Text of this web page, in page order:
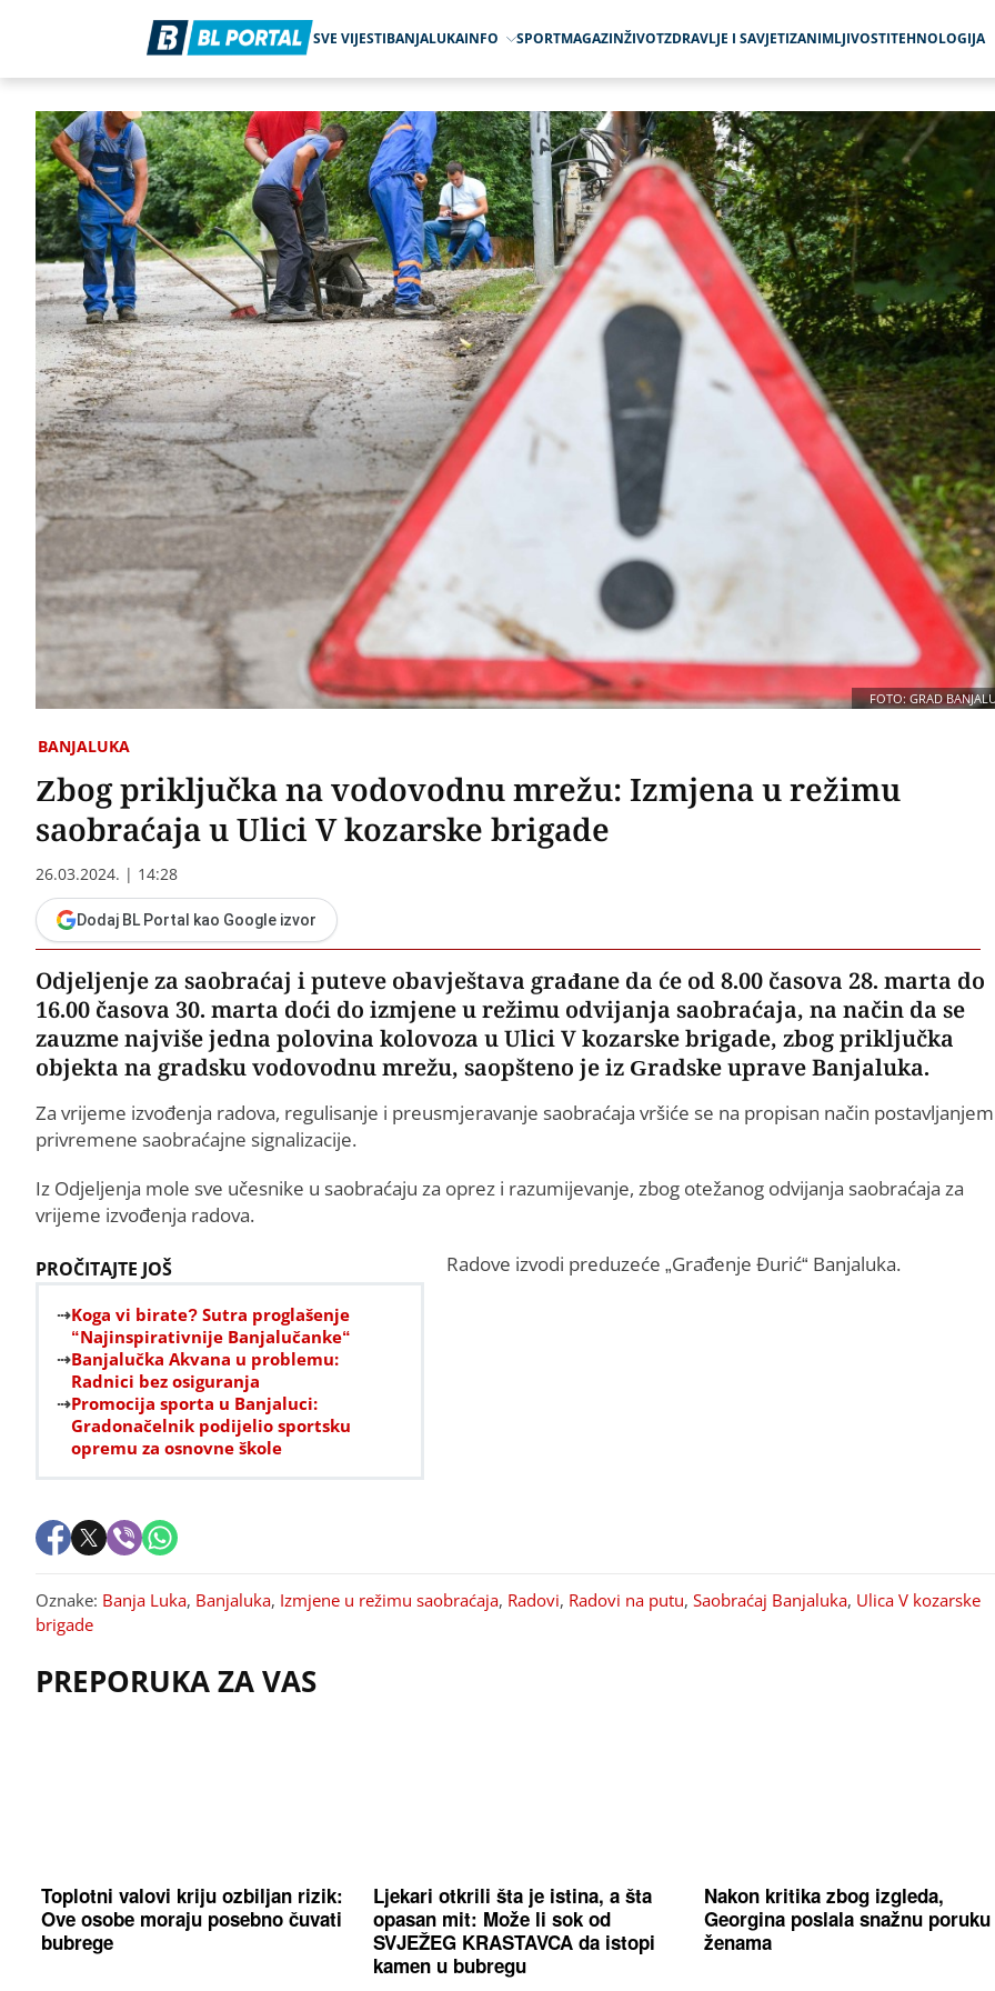
SVE VIJESTIBANJALUKAINFO SPORTMAGAZINŽIVOTZDRAVLJE I SAVJETIZANIMLJIVOSTITEHNOLOGIJA
FOTO: GRAD
BANJALUKA
Zbog priključka na vodovodnu mrežu: Izmjena u režimu
saobraćaja u Ulici V kozarske brigade
26.03.2024. | 14:28
Dodaj BL Portal kao Google izvor
Odjeljenje za saobraćaj i puteve obavještava građane da će od 8.00 časova 28. marta do
16.00 časova 30. marta doći do izmjene u režimu odvijanja saobraćaja, na način da se
zauzme najviše jedna polovina kolovoza u Ulici V kozarske brigade, zbog priključka
objekta na gradsku vodovodnu mrežu, saopšteno je iz Gradske uprave Banjaluka.
Za vrijeme izvođenja radova, regulisanje i preusmjeravanje saobraćaja vršiće se na propisan način postavljanjem
privremene saobraćajne signalizacije.
Iz Odjeljenja mole sve učesnike u saobraćaju za oprez i razumijevanje, zbog otežanog odvijanja saobraćaja za
vrijeme izvođenja radova.
PROČITAJTE JOŠ
Koga vi birate? Sutra proglašenje
“Najinspirativnije Banjalučanke“
Banjalučka Akvana u problemu:
Radnici bez osiguranja
Promocija sporta u Banjaluci:
Gradonačelnik podijelio sportsku
opremu za osnovne škole
Radove izvodi preduzeće „Građenje Đurić“ Banjaluka.
Oznake: Banja Luka, Banjaluka, Izmjene u režimu saobraćaja, Radovi, Radovi na putu, Saobraćaj Banjaluka, Ulica V kozarske
brigade
PREPORUKA ZA VAS
Toplotni valovi kriju ozbiljan rizik:
Ove osobe moraju posebno čuvati
bubrege
Ljekari otkrili šta je istina, a šta
opasan mit: Može li sok od
SVJEŽEG KRASTAVCA da istopi
kamen u bubregu
Nakon kritika zbog izgleda,
Georgina poslala snažnu poruku
ženama